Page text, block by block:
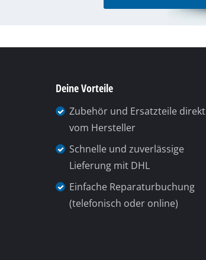
Deine Vorteile
Zubehör und Ersatzteile direkt
vom Hersteller
Schnelle und zuverlässige
Lieferung mit DHL
Einfache Reparaturbuchung
(telefonisch oder online)